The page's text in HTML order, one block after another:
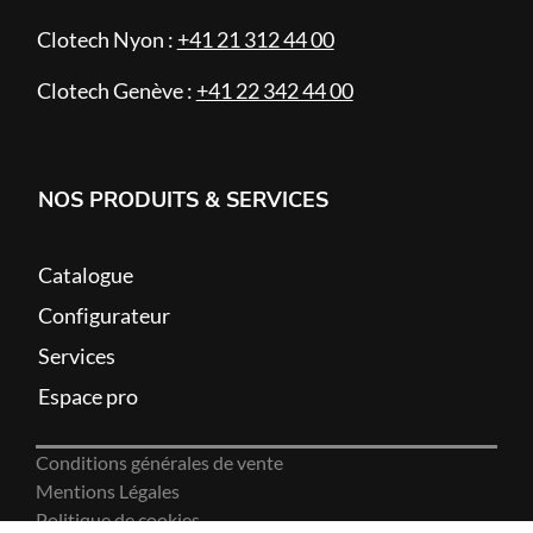
Clotech Nyon : +41 21 312 44 00
Clotech Genève : +41 22 342 44 00
NOS PRODUITS & SERVICES
Catalogue
Configurateur
Services
Espace pro
Conditions générales de vente
Mentions Légales
Politique de cookies